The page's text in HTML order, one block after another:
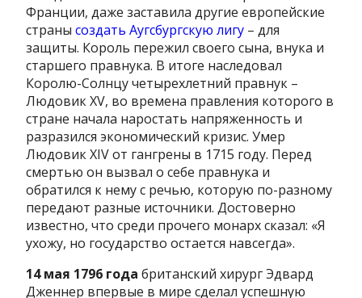
Франции, даже заставила другие европейские
странысоздать Аугсбургскую лигу – для
защиты. Король пережил своего сына, внука и
старшего правнука. В итоге наследовал
Королю-Солнцу четырехлетний правнук –
Людовик XV, во времена правления которого в
стране начала наростать напряженность и
разразился экономический кризис. Умер
Людовик XIV от гангрены в 1715 году. Перед
смертью он вызвал о себе правнука и
обратился к нему с речью, которую по-разному
передают разные источники. Достоверно
известно, что среди прочего монарх сказал: «Я
ухожу, но государство остается навсегда».
14 мая 1796 года британский хирург Эдвард
Дженнер впервые в мире сделал успешную